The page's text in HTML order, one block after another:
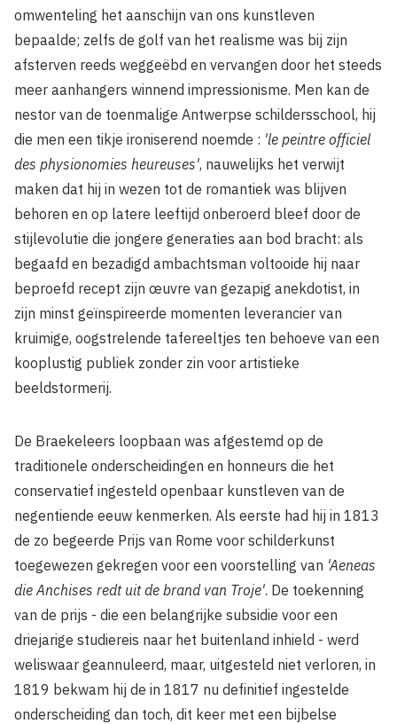
omwenteling het aanschijn van ons kunstleven
bepaalde; zelfs de golf van het realisme was bij zijn
afsterven reeds weggeëbd en vervangen door het steeds
meer aanhangers winnend impressionisme. Men kan de
nestor van de toenmalige Antwerpse schildersschool, hij
die men een tikje ironiserend noemde : 'le peintre officiel
des physionomies heureuses', nauwelijks het verwijt
maken dat hij in wezen tot de romantiek was blijven
behoren en op latere leeftijd onberoerd bleef door de
stijlevolutie die jongere generaties aan bod bracht: als
begaafd en bezadigd ambachtsman voltooide hij naar
beproefd recept zijn œuvre van gezapig anekdotist, in
zijn minst geïnspireerde momenten leverancier van
kruimige, oogstrelende tafereeltjes ten behoeve van een
kooplustig publiek zonder zin voor artistieke
beeldstormerij.
De Braekeleers loopbaan was afgestemd op de
traditionele onderscheidingen en honneurs die het
conservatief ingesteld openbaar kunstleven van de
negentiende eeuw kenmerken. Als eerste had hij in 1813
de zo begeerde Prijs van Rome voor schilderkunst
toegewezen gekregen voor een voorstelling van 'Aeneas
die Anchises redt uit de brand van Troje'. De toekenning
van de prijs - die een belangrijke subsidie voor een
driejarige studiereis naar het buitenland inhield - werd
weliswaar geannuleerd, maar, uitgesteld niet verloren, in
1819 bekwam hij de in 1817 nu definitief ingestelde
onderscheiding dan toch, dit keer met een bijbelse